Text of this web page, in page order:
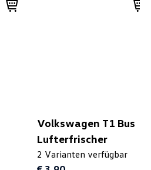
Volkswagen T1 Bus
Lufterfrischer
2 Varianten verfügbar